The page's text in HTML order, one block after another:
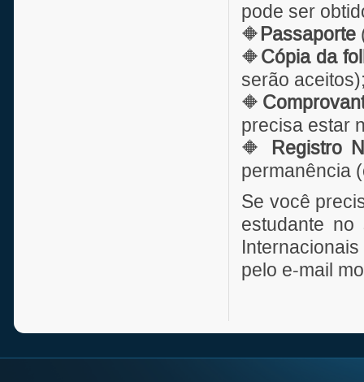
pode ser
🔶 Passaporte
🔶 Cópia da
serão
🔶
precisa estar
🔶
Registro
permanência
Se você
estudante
Internacionais
pelo e-mail